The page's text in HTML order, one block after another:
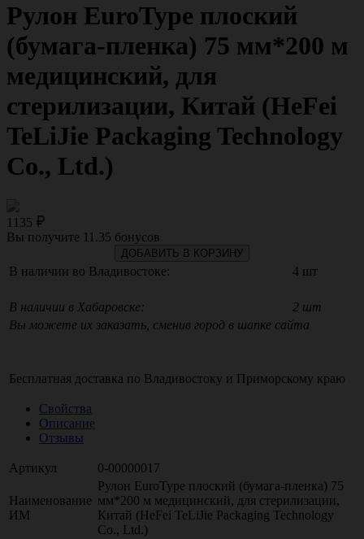
Рулон EuroType плоский
(бумага-пленка) 75 мм*200 м
медицинский, для
стерилизации, Китай (HeFei
TeLiJie Packaging Technology
Co., Ltd.)
1135
Вы получите 11.35 бонусов
ДОБАВИТЬ В КОРЗИНУ
В наличии во Владивостоке: 4 шт
В наличии в Хабаровске:
2 шт
Вы можете их заказать, сменив город в шапке сайта
Бесплатная доставка по Владивостоку и Приморскому краю
Свойства
Описание
Отзывы
Артикул 0-00000017
Наименование
ИМ
Рулон EuroType плоский (бумага-пленка) 75
мм*200 м медицинский, для стерилизации,
Китай (HeFei TeLiJie Packaging Technology
Co., Ltd.)